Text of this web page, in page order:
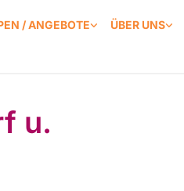
/ ANGEBOTE ÜBER UNS
u.